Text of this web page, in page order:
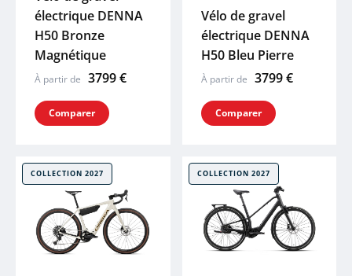
électrique DENNA
H50 Bronze
Magnétique
À partir de 3799 €
Comparer
Vélo de gravel
électrique DENNA
H50 Bleu Pierre
À partir de 3799 €
Comparer
COLLECTION 2027 COLLECTION 2027